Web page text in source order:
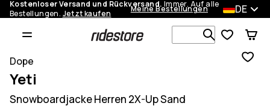
Kostenloser Versand und Rückversand. Immer. Auf alle
Bestellungen. Jetzt kaufen Meine Bestellungen DE
Dope
Yeti
Snowboardjacke Herren 2X-Up Sand